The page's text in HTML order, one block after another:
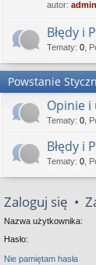
autor: admin
Błędy i
Tematy: 0
Powstanie
Opinie i
Tematy: 0
Błędy i
Tematy: 0
Zaloguj się •
Nazwa użytkownika:
Hasło:
Nie pamiętam hasła